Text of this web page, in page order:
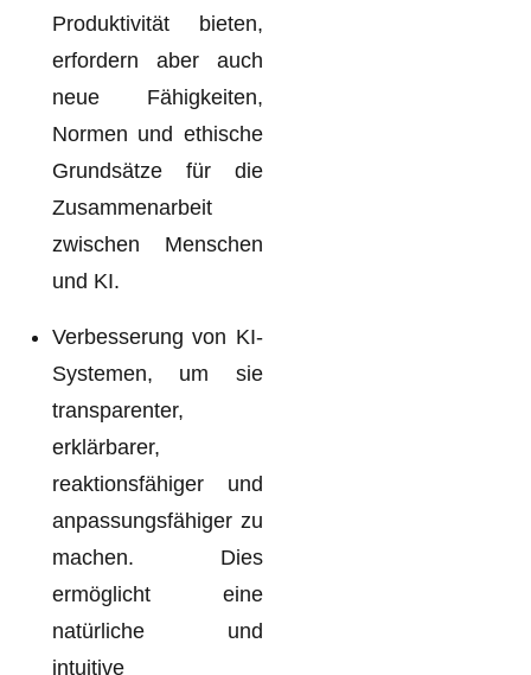
Produktivität bieten,
erfordern aber auch
neue Fähigkeiten,
Normen und ethische
Grundsätze für die
Zusammenarbeit
zwischen Menschen
und KI.
Verbesserung von KI-
Systemen, um sie
transparenter,
erklärbarer,
reaktionsfähiger und
anpassungsfähiger zu
machen. Dies
ermöglicht eine
natürliche und
intuitive